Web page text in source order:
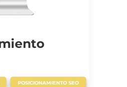
,
POSICIONAMIENTO SEO